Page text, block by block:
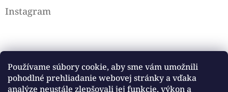
Používame súbory cookie, aby sme vám umožnili
pohodlné prehliadanie webovej stránky a vďaka
analýze neustále zlepšovali jej funkcie, výkon a
Instagram
Sledovať na Instagrame